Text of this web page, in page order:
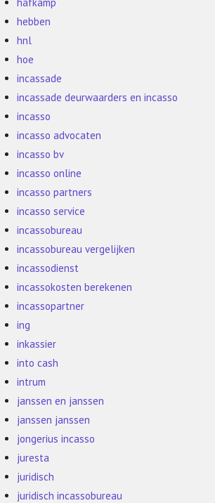
hebben
hnl
hoe
incassade
incassade deurwaarders en incasso
incasso
incasso advocaten
incasso bv
incasso online
incasso partners
incasso service
incassobureau
incassobureau vergelijken
incassodienst
incassokosten berekenen
incassopartner
ing
inkassier
into cash
intrum
janssen en janssen
janssen janssen
jongerius incasso
juresta
juridisch
juridisch incassobureau